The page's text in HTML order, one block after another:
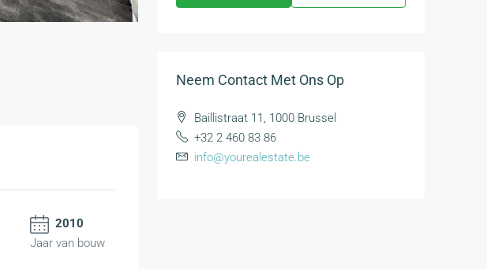
2010
Jaar van bouw
Neem Contact Met Ons Op
Baillistraat 11, 1000 Brussel
+32 2 460 83 86
info@yourealestate.be